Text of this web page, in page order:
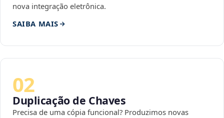
nova integração eletrônica.
SAIBA MAIS
02
Duplicação de Chaves
Precisa de uma cópia funcional? Produzimos novas